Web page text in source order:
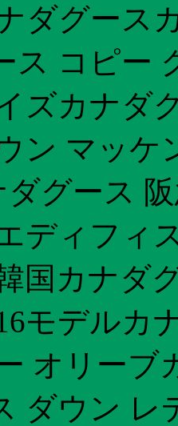
ダグース
ス コピー
ズカナダ
ン マッケ
ダグース
ディフィ
国カナダ
モデルカ
オリーブ
ダウン